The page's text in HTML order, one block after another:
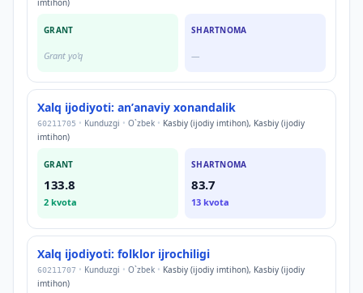
imtihon)
GRANT
Grant yo'q
SHARTNOMA
—
Xalq ijodiyoti: anʼanaviy xonandalik
60211705 • Kunduzgi • O`zbek • Kasbiy (ijodiy imtihon), Kasbiy (ijodiy
imtihon)
GRANT
133.8
2 kvota
SHARTNOMA
83.7
13 kvota
Xalq ijodiyoti: folklor ijrochiligi
60211707 • Kunduzgi • O`zbek • Kasbiy (ijodiy imtihon), Kasbiy (ijodiy
imtihon)